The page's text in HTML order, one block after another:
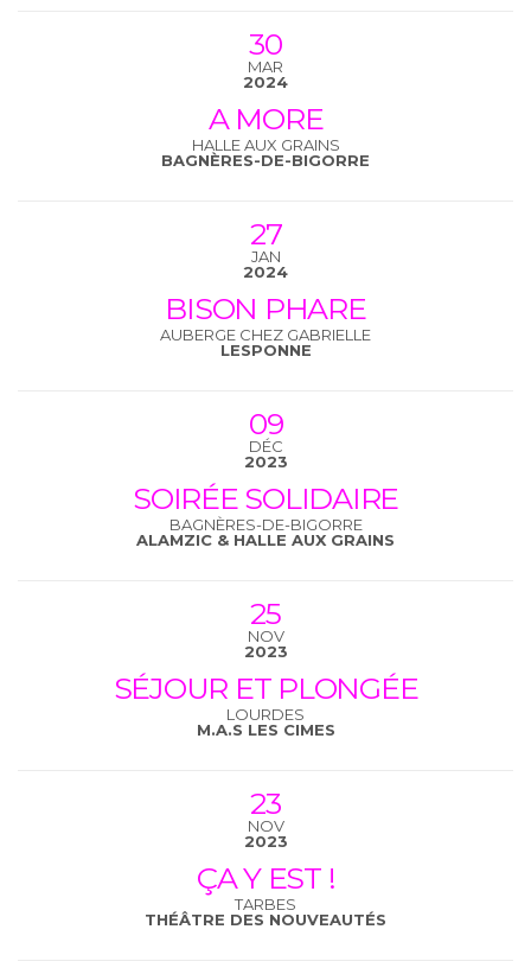
30
MAR
2024
A MORE
HALLE AUX GRAINS
BAGNÈRES-DE-BIGORRE
27
JAN
2024
BISON PHARE
AUBERGE CHEZ GABRIELLE
LESPONNE
09
DÉC
2023
SOIRÉE SOLIDAIRE
BAGNÈRES-DE-BIGORRE
ALAMZIC & HALLE AUX GRAINS
25
NOV
2023
SÉJOUR ET PLONGÉE
LOURDES
M.A.S LES CIMES
23
NOV
2023
ÇA Y EST !
TARBES
THÉÂTRE DES NOUVEAUTÉS